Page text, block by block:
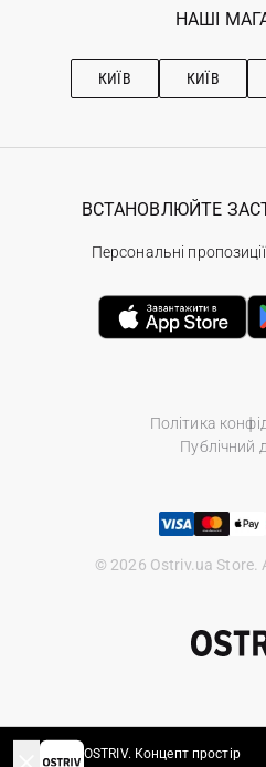
Ostriv
Наші
Рекомендації
НАШІ
КИЇВ КИЇВ
Політика
Публічний
© 2026 Ostriv.ua Store.
ВСТАНОВЛЮЙТЕ
Персональні
OSTRIV. Концепт простір